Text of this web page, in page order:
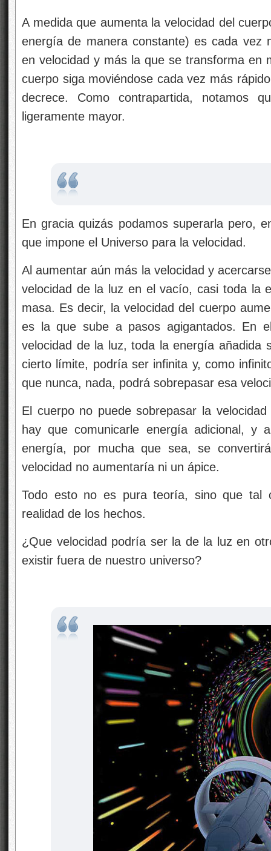
A medida que aumenta la velocidad del
energía de manera constante) es cada vez
en velocidad y más la que se transforma en
cuerpo siga moviéndose cada vez más
decrece. Como contrapartida, notamos
ligeramente mayor.
En gracia quizás podamos superarla pero,
que impone el Universo para la velocidad.
Al aumentar aún más la velocidad y
velocidad de la luz en el vacío, casi toda la
masa. Es decir, la velocidad del cuerpo
es la que sube a pasos agigantados. En
velocidad de la luz, toda la energía añadida
cierto límite, podría ser infinita y, como
que nunca, nada, podrá sobrepasar esa
El cuerpo no puede sobrepasar la
hay que comunicarle energía adicional,
energía, por mucha que sea, se
velocidad no aumentaría ni un ápice.
Todo esto no es pura teoría, sino que tal
realidad de los hechos.
¿Que velocidad podría ser la de la luz en
existir fuera de nuestro universo?